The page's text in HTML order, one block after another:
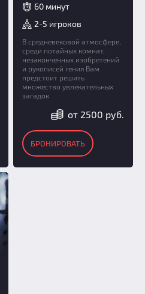
60 минут
2-5 игроков
В средневековой атмосфере,
среди потайных комнат,
незаконченных изобретений
и рукописей гения Вам
предстоит решить
множество увлекательных
загадок
от 2500 руб.
БРОНИРОВАТЬ